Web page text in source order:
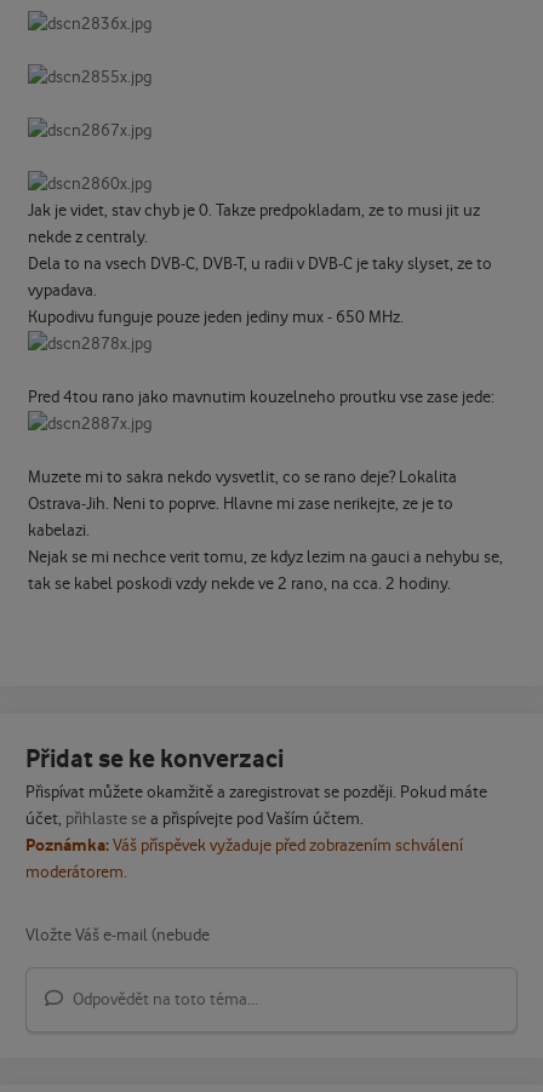
Jak je videt, stav chyb je 0. Takze predpokladam, ze to musi jit uz
nekde z centraly.
Dela to na vsech DVB-C, DVB-T, u radii v DVB-C je taky slyset, ze to
vypadava.
Kupodivu funguje pouze jeden jediny mux - 650 MHz.
Pred 4tou rano jako mavnutim kouzelneho proutku vse zase jede:
Muzete mi to sakra nekdo vysvetlit, co se rano deje? Lokalita
Ostrava-Jih. Neni to poprve. Hlavne mi zase nerikejte, ze je to
kabelazi.
Nejak se mi nechce verit tomu, ze kdyz lezim na gauci a nehybu se,
tak se kabel poskodi vzdy nekde ve 2 rano, na cca. 2 hodiny.
Přidat se ke konverzaci
Přispívat můžete okamžitě a zaregistrovat se později. Pokud máte
účet, přihlaste sea přispívejte pod Vaším účtem.
Poznámka:Váš příspěvek vyžaduje před zobrazením schválení
moderátorem.
Odpovědět na toto téma...